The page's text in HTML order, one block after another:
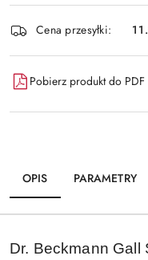
Dostępność
i
dostawa
Cena przesyłki:
Pobierz produkt do PDF
OPIS PARAMETRY
Dr. Beckmann Gall